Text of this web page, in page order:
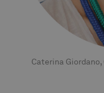
Caterina